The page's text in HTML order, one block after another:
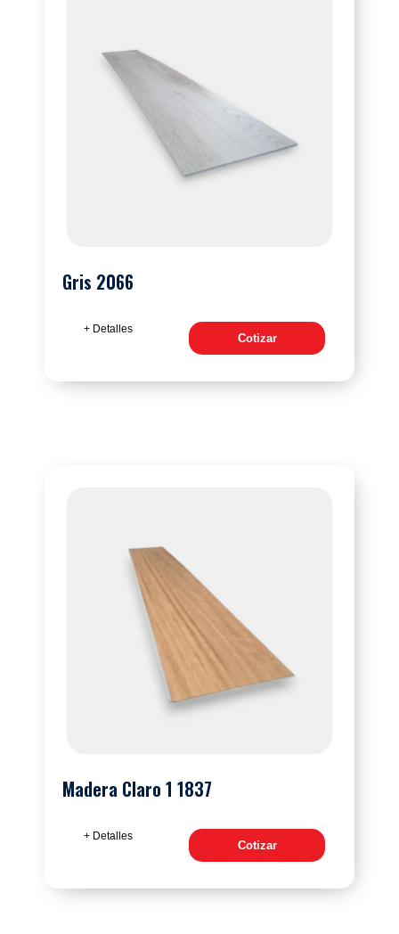
Gris 2066
+ Detalles
Cotizar
Madera Claro 1 1837
+ Detalles
Cotizar